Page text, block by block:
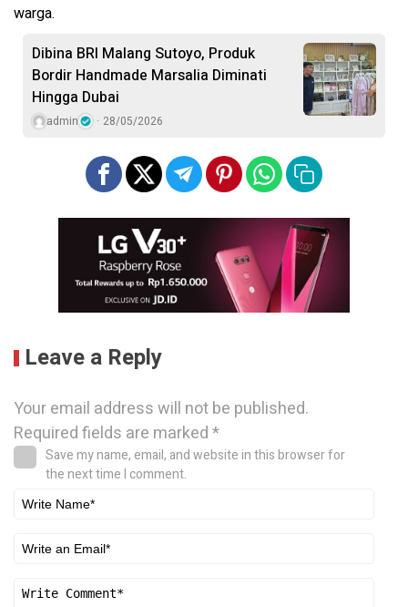
warga.
Dibina BRI Malang Sutoyo, Produk
Bordir Handmade Marsalia Diminati
Hingga Dubai
admin 28/05/2026
Leave a Reply
Your email address will not be published.
Required fields are marked*
Save my name, email, and website in this browser for
the next time I comment.